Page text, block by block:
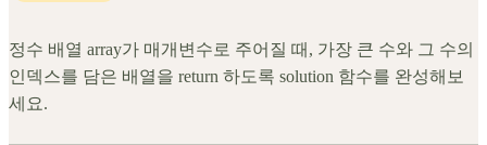
정수 배열 array가 매개변수로 주어질 때, 가장 큰 수와 그 수의
인덱스를 담은 배열을 return 하도록 solution 함수를 완성해보
세요.